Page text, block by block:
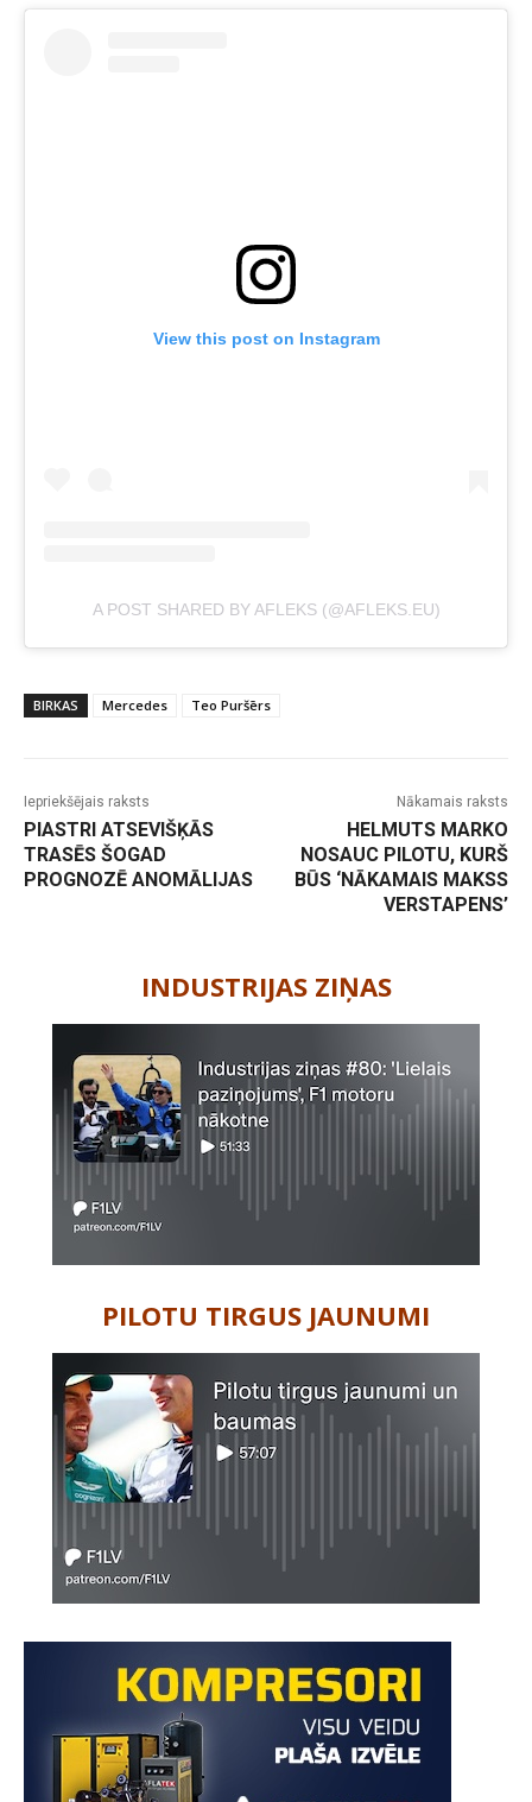
View this post on Instagram
A POST SHARED BY AFLEKS (@AFLEKS.EU)
BIRKAS Mercedes Teo Puršērs
Iepriekšējais raksts
PIASTRI ATSEVIŠĶĀS
TRASĒS ŠOGAD
PROGNOZĒ ANOMĀLIJAS
Nākamais raksts
HELMUTS MARKO
NOSAUC PILOTU, KURŠ
BŪS ‘NĀKAMAIS MAKSS
VERSTAPENS’
INDUSTRIJAS ZIŅAS
PILOTU TIRGUS JAUNUMI